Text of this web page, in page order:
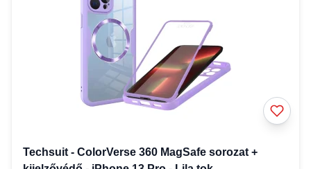
Techsuit - ColorVerse 360 MagSafe sorozat +